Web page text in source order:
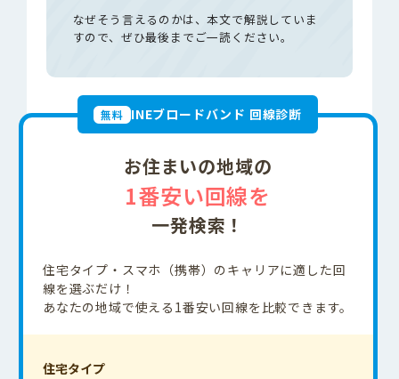
なぜそう言えるのかは、本文で解説していま
すので、ぜひ最後までご一読ください。
無料 INEブロードバンド 回線診断
お住まいの地域の
1番安い回線を
一発検索！
住宅タイプ・スマホ（携帯）のキャリアに適した回
線を選ぶだけ！
あなたの地域で使える1番安い回線を比較できます。
住宅タイプ